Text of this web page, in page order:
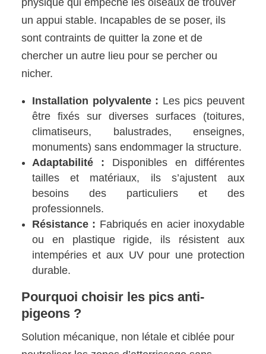
un appui stable. Incapables de se poser, ils
sont contraints de quitter la zone et de
chercher un autre lieu pour se percher ou
nicher.
Installation polyvalente : Les pics peuvent
être fixés sur diverses surfaces (toitures,
climatiseurs, balustrades, enseignes,
monuments) sans endommager la structure.
Adaptabilité : Disponibles en différentes
tailles et matériaux, ils s’ajustent aux
besoins des particuliers et des
professionnels.
Résistance : Fabriqués en acier inoxydable
ou en plastique rigide, ils résistent aux
intempéries et aux UV pour une protection
durable.
Pourquoi choisir les pics anti-
pigeons ?
Solution mécanique, non létale et ciblée pour